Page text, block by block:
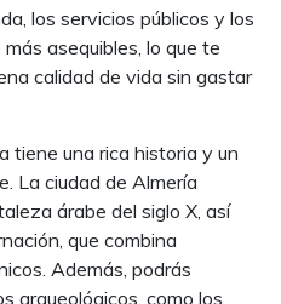
los servicios públicos y los
asequibles, lo que te
calidad de vida sin gastar
tiene una rica historia y un
La ciudad de Almería
árabe del siglo X, así
que combina
Además, podrás
arqueológicos, como los